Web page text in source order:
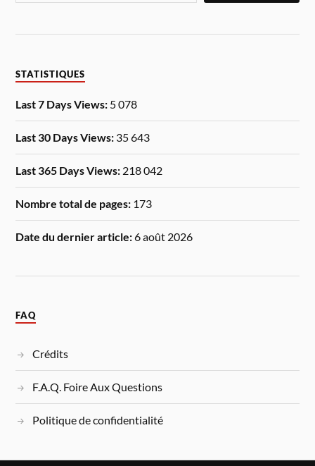
STATISTIQUES
Last 7 Days Views: 5 078
Last 30 Days Views: 35 643
Last 365 Days Views: 218 042
Nombre total de pages: 173
Date du dernier article:6 août 2026
FAQ
Crédits
F.A.Q. Foire Aux Questions
Politique de confidentialité